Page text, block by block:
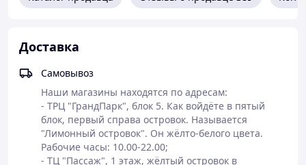
менопаузе) от фабрики BlueSky-
для поддержки организма в период
менопаузы. Формула направлена на снижение
выраженности климактерических симптомов,
стабилизацию гормонального фона, поддержку
нервной системы и сохранение качества жизни при
возрастных эндокринных изменениях.
Активные компоненты комплекса.
1. Соевые изофлавоны- являются природными
Доставка
Самовывоз
Наши магазины находятся по адресам:
- ТРЦ "ГрандПарк", блок 5. Как войдёте в пятый
блок, первый справа островок. Называется
"Лимонный островок". Он жёлто-белого цвета.
Рабочие часы: 10.00-22.00;
- ТЦ "Пассаж", 1 этаж, жёлтый островок в